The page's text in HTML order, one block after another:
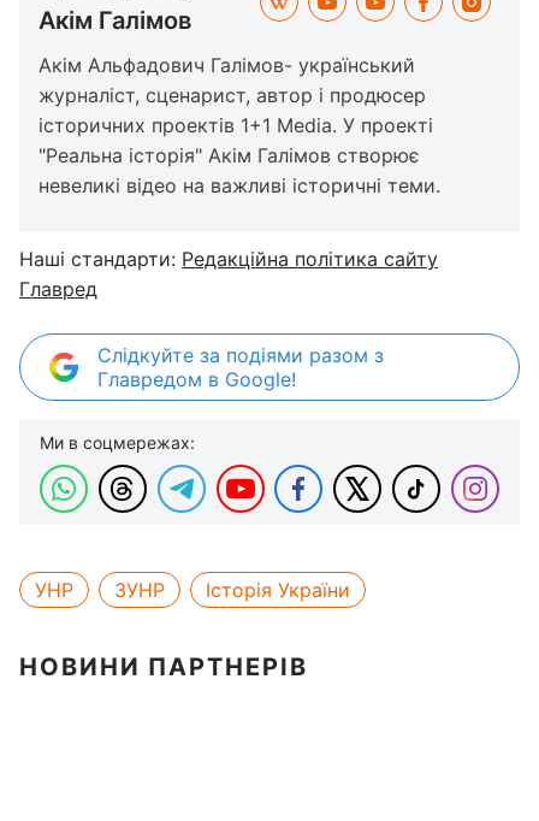
Акім Галімов
Акім Альфадович Галімов- український
журналіст, сценарист, автор і продюсер
історичних проектів 1+1 Media. У проекті
"Реальна історія" Акім Галімов створює
невеликі відео на важливі історичні теми.
Наші стандарти: Редакційна політика сайту
Главред
Слідкуйте за подіями разом з
Главредом в Google!
Ми в соцмережах:
УНР ЗУНР Історія України
НОВИНИ ПАРТНЕРІВ